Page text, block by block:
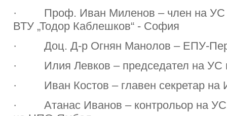
· Проф. Иван Миленов – член на УС
ВТУ „Тодор Каблешков“ - София
· Доц. Д-р Огнян Манолов – ЕПУ-
· Илия Левков – председател на УС
· Иван Костов – главен секретар на
· Атанас Иванов – контрольор на УС